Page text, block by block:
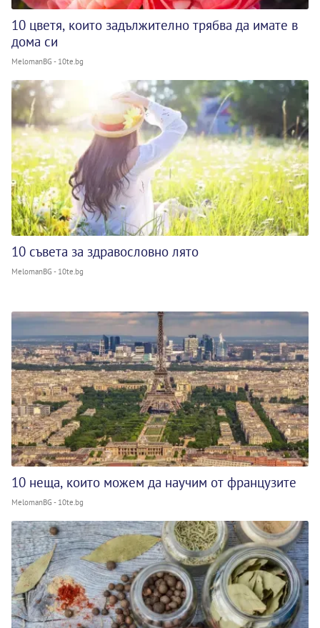
10 цветя, които задължително трябва да имате в
дома си
MelomanBG - 10te.bg
10 съвета за здравословно лято
MelomanBG - 10te.bg
10 неща, които можем да научим от французите
MelomanBG - 10te.bg